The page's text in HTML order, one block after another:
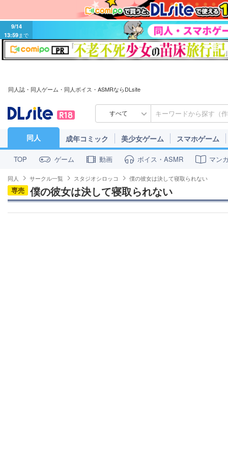
9/14
13:59まで
同人誌・同人ゲーム・同人ボイス・ASMRならDLsite
すべて
同人 成年コミック 美少女ゲーム スマホゲーム
TOP ゲーム 動画 ボイス・ASMR マン
同人 サークル一覧 スタジオシロッコ 僕の彼女は決して寝取られない
専売 僕の彼女は決して寝取られない